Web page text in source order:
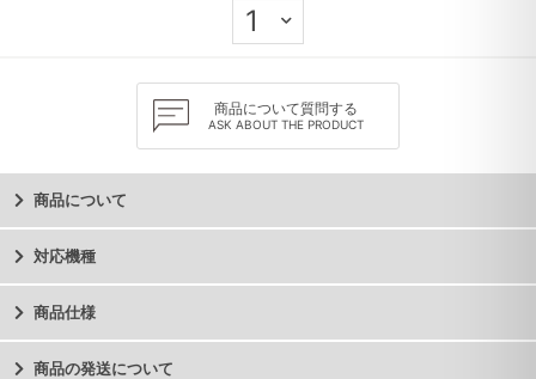
商品について質問する
ASK ABOUT THE PRODUCT
商品について
対応機種
商品仕様
商品の発送について